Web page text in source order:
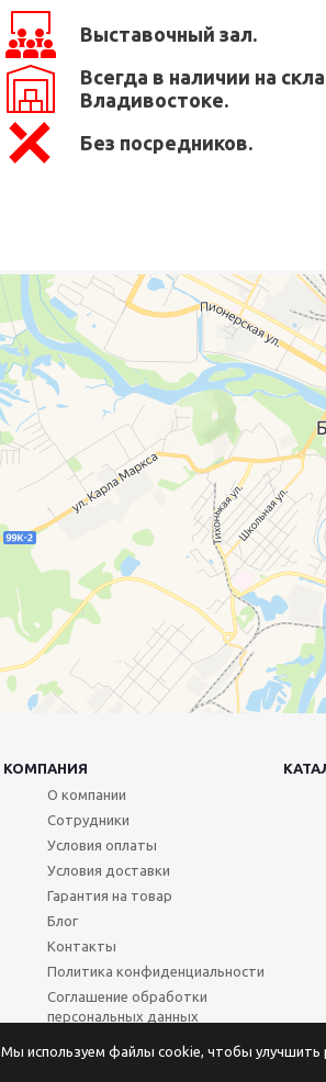
Выставочный зал.
Всегда в наличии на
Владивостоке.
Без посредников.
КОМПАНИЯ
О компании
Сотрудники
Условия оплаты
Условия доставки
Гарантия на товар
Блог
Контакты
Политика конфиденциальности
Соглашение обработки
персональных данных
Мы используем файлы cookie, чтобы улучшить